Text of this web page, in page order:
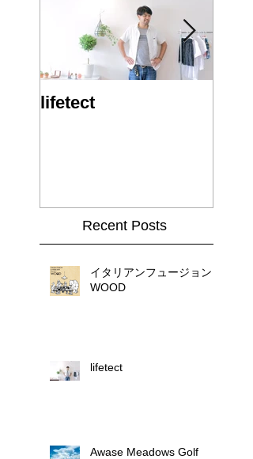
lifetect
Recent Posts
イタリアンフュージョン
WOOD
lifetect
Awase Meadows Golf